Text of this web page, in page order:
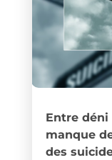
Entre
manque
des